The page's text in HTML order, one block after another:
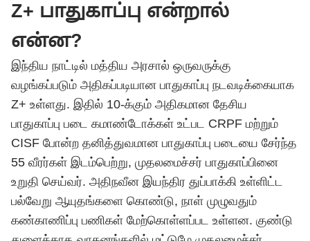
Z+ பாதுகாப்பு என்றால்
என்ன?
இந்திய நாட்டில் மத்திய அரசால் ஒருவருக்கு
வழங்கப்படும் அதிகப்படியான பாதுகாப்பு நடவடிக்கையாக
Z+ உள்ளது. இதில் 10-க்கும் அதிகமான தேசிய
பாதுகாப்பு படை கமாண்டோக்கள் உட்பட CRPF மற்றும்
CISF போன்ற தனித்துவமான பாதுகாப்பு படையை சேர்ந்த
55 வீரர்கள் இடம்பெற்று, முதலமைச்சர் பாதுகாப்பினை
உறுதி செய்வர். அதிநவீன இயந்திர துப்பாக்கி உள்ளிட்ட
பல்வேறு ஆயுதங்களை கொண்டு, நாள் முழுவதும்
கண்காணிப்பு பணிகள் மேற்கொள்ளப்பட உள்ளன. குண்டு